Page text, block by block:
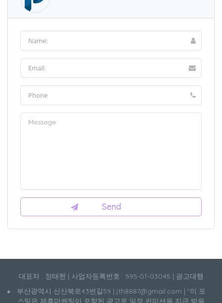
대표자 : 정태현 | 사업자등록번호 : 595-01-03045 | 광고대행
부산광역시 신산북로43번길59 | jth8887@gmail.com | "이 포